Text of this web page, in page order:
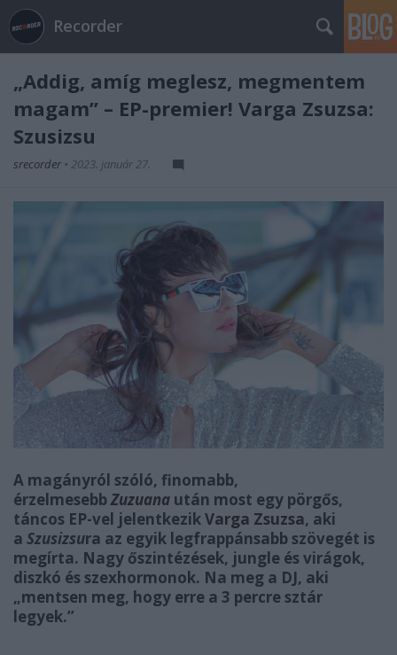
Recorder
„Addig, amíg meglesz, megmentem
magam” – EP-premier! Varga Zsuzsa:
Szusizsu
srecorder • 2023. január 27.
A magányról szóló, finomabb,
érzelmesebbZuzuana után most egy pörgős,
táncos EP-vel jelentkezikVarga Zsuzsa, aki
a Szusizsura az egyik legfrappánsabb szövegét is
megírta. Nagy őszintézések, jungle és virágok,
diszkó és szexhormonok. Na meg a DJ, aki
„mentsen meg, hogy erre a 3 percre sztár
legyek.”